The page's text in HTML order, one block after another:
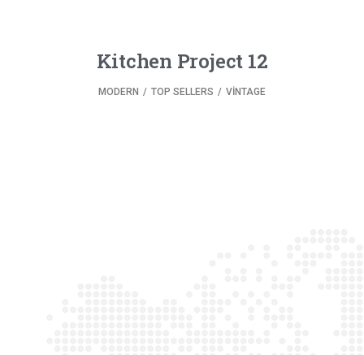
Kitchen Project 12
MODERN , TOP SELLERS , VINTAGE